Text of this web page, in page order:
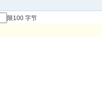
限100 字节